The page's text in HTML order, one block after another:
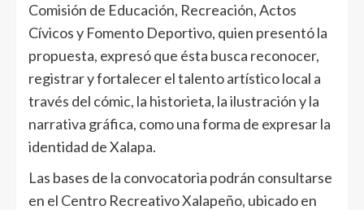
Comisión de Educación, Recreación, Actos
Cívicos y Fomento Deportivo, quien presentó la
propuesta, expresó que ésta busca reconocer,
registrar y fortalecer el talento artístico local a
través del cómic, la historieta, la ilustración y la
narrativa gráfica, como una forma de expresar la
identidad de Xalapa.
Las bases de la convocatoria podrán consultarse
en el Centro Recreativo Xalapeño, ubicado en